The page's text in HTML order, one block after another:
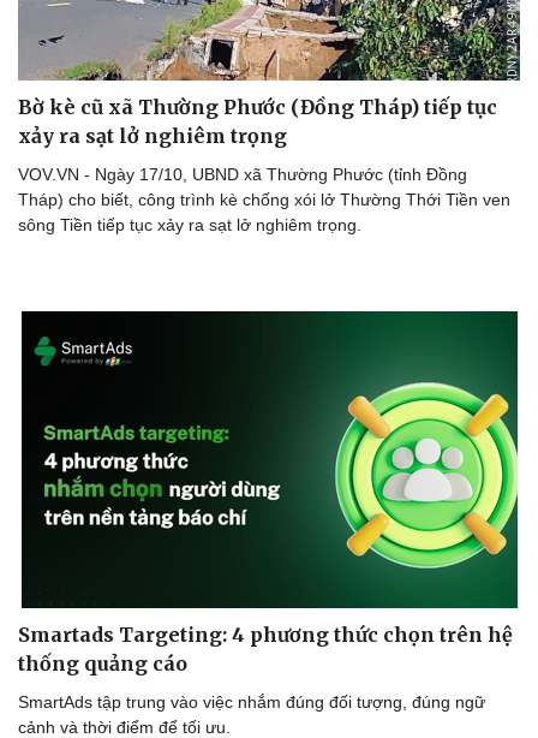
Doanh nghiệp
Thông tin doanh nghiệp
Doanh nghiệp 24h
Doanh nhân
Vì cộng đồng
Công nghệ
Tin Công nghệ
Trải nghiệm
Chuyển đổi số
Bờ kè cũ xã Thường Phước (Đồng Tháp) tiếp tục
xảy ra sạt lở nghiêm trọng
VOV.VN - Ngày 17/10, UBND xã Thường Phước (tỉnh Đồng
Tháp) cho biết, công trình kè chống xói lở Thường Thới Tiền ven
sông Tiền tiếp tục xảy ra sạt lở nghiêm trọng.
Smartads Targeting: 4 phương thức chọn trên hệ
thống quảng cáo
SmartAds tập trung vào việc nhắm đúng đối tượng, đúng ngữ
cảnh và thời điểm để tối ưu.